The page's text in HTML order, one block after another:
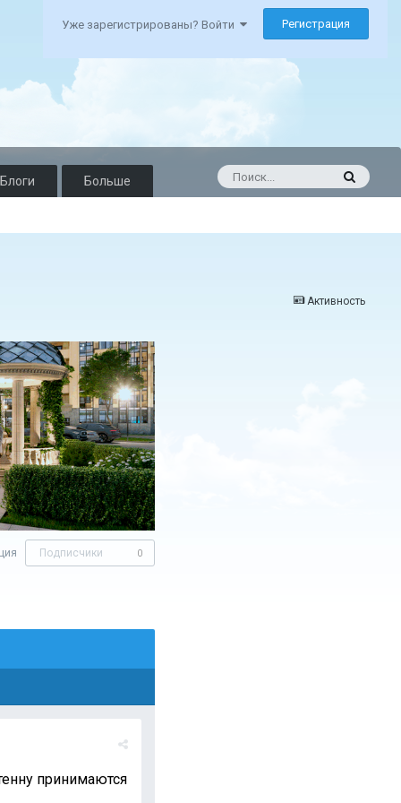
Уже зарегистрированы? Войти Регистрация
Блоги Больше
Активность
Подписчики 0
принимаются